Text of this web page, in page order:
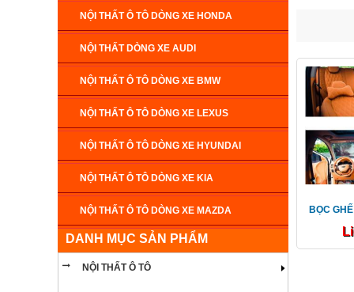
NỘI THẤT Ô TÔ DÒNG XE HONDA
NỘI THẤT DÒNG XE AUDI
NỘI THẤT Ô TÔ DÒNG XE BMW
NỘI THẤT Ô TÔ DÒNG XE LEXUS
NỘI THẤT Ô TÔ DÒNG XE HYUNDAI
NỘI THẤT Ô TÔ DÒNG XE KIA
NỘI THẤT Ô TÔ DÒNG XE MAZDA
NỘI THẤT Ô TÔ DÒNG XE CADILLAC
NỘI THẤT Ô TÔ DÒNG XE MERCEDES
DANH MỤC SẢN PHẨM
NỘI THẤT Ô TÔ
BỌC